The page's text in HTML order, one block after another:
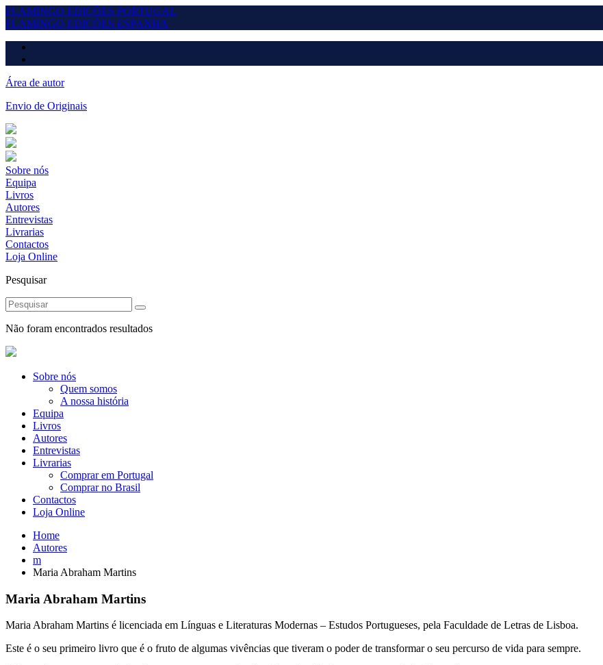
FLAMINGO EDIÇÕES PORTUGAL
FLAMINGO EDIÇÕES ESPANHA
Área de autor
Envio de Originais
Sobre nós
Equipa
Livros
Autores
Entrevistas
Livrarias
Contactos
Loja Online
Pesquisar
Não foram encontrados resultados
Sobre nós
Quem somos
A nossa história
Equipa
Livros
Autores
Entrevistas
Livrarias
Comprar em Portugal
Comprar no Brasil
Contactos
Loja Online
Home
Autores
m
Maria Abraham Martins
Maria Abraham Martins
Maria Abraham Martins é licenciada em Línguas e Literaturas Modernas – Estudos Portugueses, pela Faculdade de Letras de Lisboa.
Este é o seu primeiro livro que é o fruto de algumas vivências que tiveram o poder de transformar o seu percurso de vida para sempre.